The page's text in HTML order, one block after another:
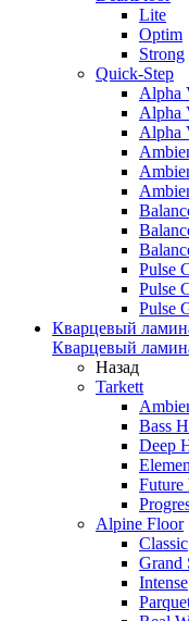
Lite
Optim
Strong
Quick-Step
Alpha
Alpha
Alpha
Pulse
Pulse
Pulse
Кварцевый
Кварцевый
Назад
Tarkett
Bass
Deep
Future
Alpine Floor
Classic
Grand
Intense